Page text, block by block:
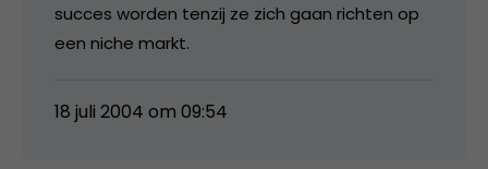
succes worden tenzij ze zich gaan richten op
een niche markt.
18 juli 2004 om 09:54